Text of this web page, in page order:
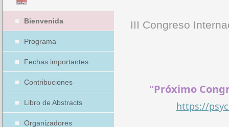
Bienvenida
Programa
Fechas importantes
Contribuciones
Libro de Abstracts
Organizadores
III Congreso
"Próximo
https://